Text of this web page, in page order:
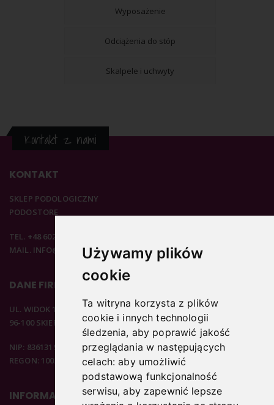
Używamy plików
cookie
Ta witryna korzysta z plików
cookie i innych technologii
śledzenia, aby poprawić jakość
przeglądania w następujących
celach:aby umożliwić
podstawową funkcjonalność
serwisu,aby zapewnić lepsze
Wyposażenie
Odciążenia do stóp
Skalpele i uchwyty
Kontakt z nami
KONTAKT
SKLEP PODOLOGICZNY
PODOSTORE
TEL. +48 602 537 894
MAIL. INFO@PODOSTORE.PL
DANE FIRMOWE
UL. WIDOK 15B
96-100 SKIERNIEWICE
NIP: 8361319313
REGON: 100297020
INFORMACJE